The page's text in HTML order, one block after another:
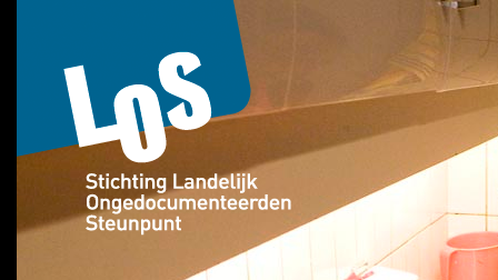
Overslaan en naar de algemene inhoud gaan